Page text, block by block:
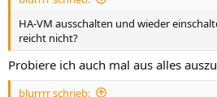
HA-VM ausschalten und wieder
reicht nicht?
Probiere ich auch mal aus alles
blurrrr schrieb: